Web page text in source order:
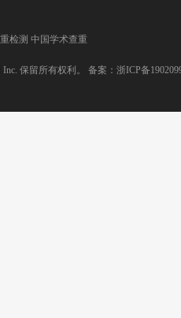
检测 中国学术查重
Inc. 保留所有权利。 备案： 浙ICP备